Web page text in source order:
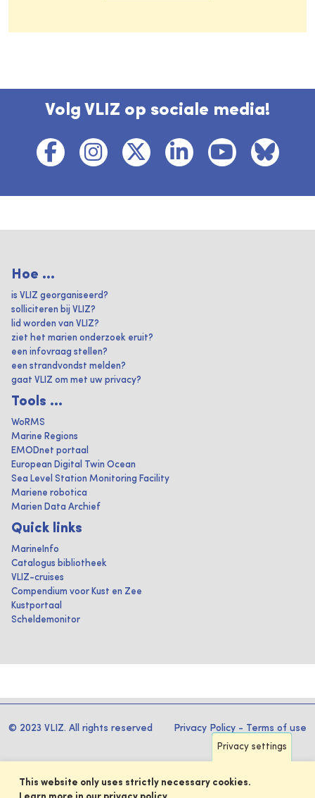
Volg VLIZ op sociale media!
Hoe ...
is VLIZ georganiseerd?
solliciteren bij VLIZ?
lid worden van VLIZ?
ziet het marien onderzoek eruit?
een infovraag stellen?
een strandvondst melden?
gaat VLIZ om met uw privacy?
Tools ...
WoRMS
Marine Regions
EMODnet portaal
European Digital Twin Ocean
Sea Level Station Monitoring Facility
Mariene robotica
Marien Data Archief
Quick links
MarineInfo
Catalogus bibliotheek
VLIZ-cruises
Compendium voor Kust en Zee
Kustportaal
Scheldemonitor
© 2023 VLIZ. All rights reserved Privacy Policy - Terms of use
Privacy settings
This website only uses strictly necessary cookies.